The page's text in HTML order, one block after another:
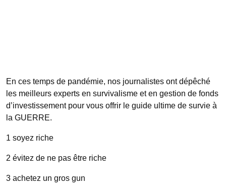
En ces temps de pandémie, nos journalistes ont dépêché
les meilleurs experts en survivalisme et en gestion de fonds
d’investissement pour vous offrir le guide ultime de survie à
la GUERRE.
1 soyez riche
2 évitez de ne pas être riche
3 achetez un gros gun